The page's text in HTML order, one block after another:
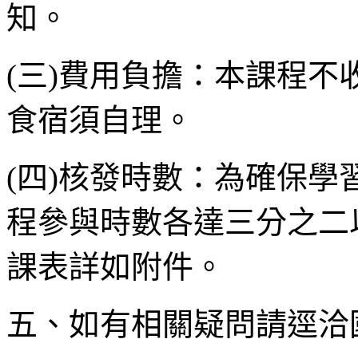
知。
(三)費用負擔：本課程不
食宿須自理。
(四)核發時數：為確保學
程參與時數各達三分之
課表詳如附件。
五、如有相關疑問請逕